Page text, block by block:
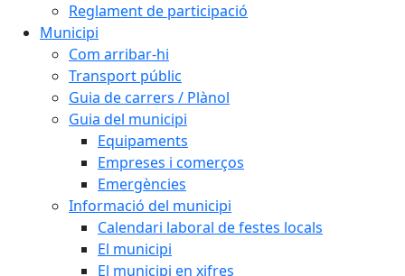
Reglament de participació
Municipi
Com arribar-hi
Transport públic
Guia de carrers / Plànol
Guia del municipi
Equipaments
Empreses i comerços
Emergències
Informació del municipi
Calendari laboral de festes locals
El municipi
El municipi en xifres